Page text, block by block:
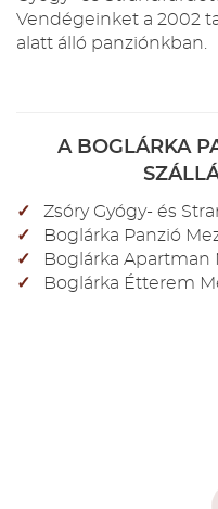
Vendégeinket a 2002
alatt álló panziónkban.
A BOGLÁRKA
Zsóry Gyógy- és
Boglárka Panzió
Boglárka Apartman
Boglárka Étterem